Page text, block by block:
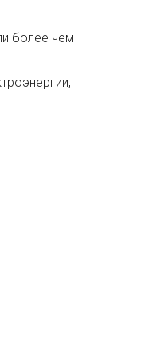
более чем